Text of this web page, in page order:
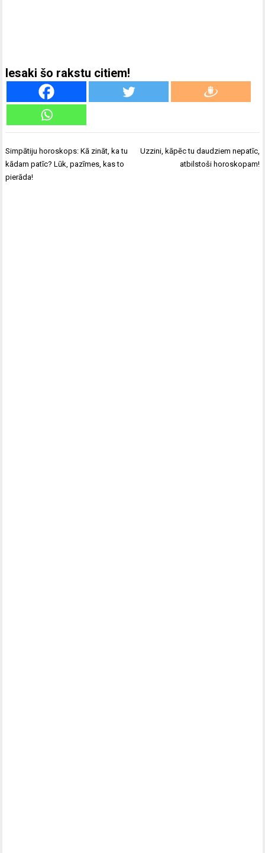
Iesaki šo rakstu citiem!
Ziņu
izvēlne
Simpātiju horoskops: Kā zināt, ka tu
kādam patīc? Lūk, pazīmes, kas to
pierāda!
Uzzini, kāpēc tu daudziem nepatīc,
atbilstoši horoskopam!